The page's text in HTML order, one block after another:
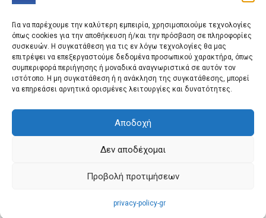
Για να παρέχουμε την καλύτερη εμπειρία, χρησιμοποιούμε τεχνολογίες
όπως cookies για την αποθήκευση ή/και την πρόσβαση σε πληροφορίες
συσκευών. Η συγκατάθεση για τις εν λόγω τεχνολογίες θα μας
επιτρέψει να επεξεργαστούμε δεδομένα προσωπικού χαρακτήρα, όπως
συμπεριφορά περιήγησης ή μοναδικά αναγνωριστικά σε αυτόν τον
ιστότοπο. Η μη συγκατάθεση ή η ανάκληση της συγκατάθεσης, μπορεί
να επηρεάσει αρνητικά ορισμένες λειτουργίες και δυνατότητες.
Αποδοχή
Δεν αποδέχομαι
Προβολή προτιμήσεων
privacy-policy-gr
«Φασματικές γραμμές»,
στοιχεία για τη συντριβή
πυραύλου της SpaceX στη
Το Ισραήλ διέπραξε
«έγκλημα πολέμου» όταν
δολοφόνησε τη
δημοσιογράφο Αμαλ
έρευνες